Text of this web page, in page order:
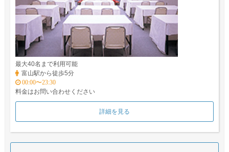
最大40名まで利用可能
富山駅から徒歩5分
00:00〜23:30
料金はお問い合わせください
詳細を見る